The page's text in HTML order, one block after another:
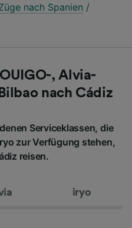
nach Spanien /
, Alvia-
nach Cádiz
Serviceklassen, die
zur Verfügung stehen,
reisen.
iryo